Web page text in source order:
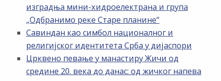
изградња мини-хидроелектрана и група
„Одбранимо реке Старе планине“
Савиндан као симбол националног и
религијског идентитета Срба у дијаспори
Црквено певање у манастиру Жичи од
средине 20. века до данас: од жичког напева